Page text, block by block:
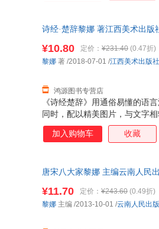
诗经·楚辞黎娜 著江西美术出版
《诗经楚辞》用通俗易懂的语
同时，配以精美图片，与文字
获得丰富的想象空间和高雅的
字、精美珍贵的图片、注重传
¥10.80 定价： ¥231.40 (0.47折)
鸿源图书专营店
黎娜 著 /2018-07-01 /江西美术出版社
加入购物车 收藏
唐宋八大家黎娜 主编云南人民
¥11.70 定价： ¥243.60 (0.49折)
黎娜 主编 /2013-10-01 /云南人民出